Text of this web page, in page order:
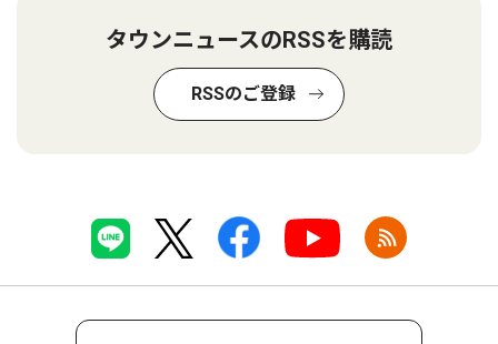
タウンニュースのRSSを購読
RSSのご登録